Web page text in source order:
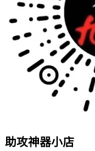
助攻神器小店